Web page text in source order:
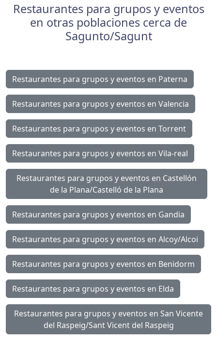
Restaurantes para grupos y eventos
en otras poblaciones cerca de
Sagunto/Sagunt
Restaurantes para grupos y eventos en Paterna
Restaurantes para grupos y eventos en Valencia
Restaurantes para grupos y eventos en Torrent
Restaurantes para grupos y eventos en Vila-real
Restaurantes para grupos y eventos en Castellón
de la Plana/Castelló de la Plana
Restaurantes para grupos y eventos en Gandia
Restaurantes para grupos y eventos en Alcoy/Alcoi
Restaurantes para grupos y eventos en Benidorm
Restaurantes para grupos y eventos en Elda
Restaurantes para grupos y eventos en San Vicente
del Raspeig/Sant Vicent del Raspeig